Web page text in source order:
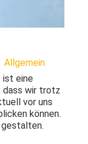
Allgemein
ist eine
dass wir trotz
vor uns
können.
gestalten.